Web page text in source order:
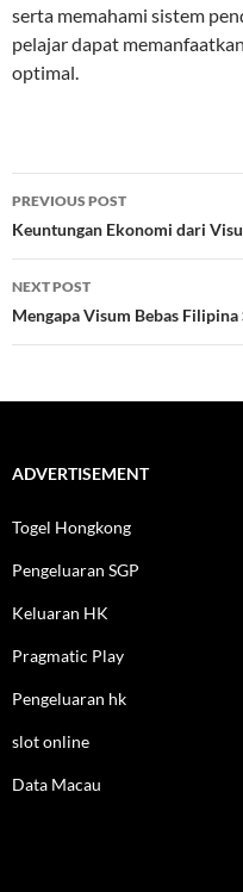
serta memahami sistem
pelajar dapat
optimal.
Post
navigation
PREVIOUS POST
Keuntungan Ekonomi dari
NEXT POST
Mengapa Visum Bebas
ADVERTISEMENT
Togel Hongkong
Pengeluaran SGP
Keluaran HK
Pragmatic Play
Pengeluaran hk
slot online
Data Macau